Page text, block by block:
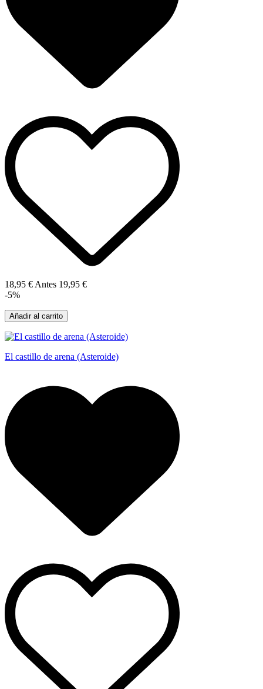
18,95 €Antes 19,95 €
-5%
Añadir al carrito
El castillo de arena (Asteroide)